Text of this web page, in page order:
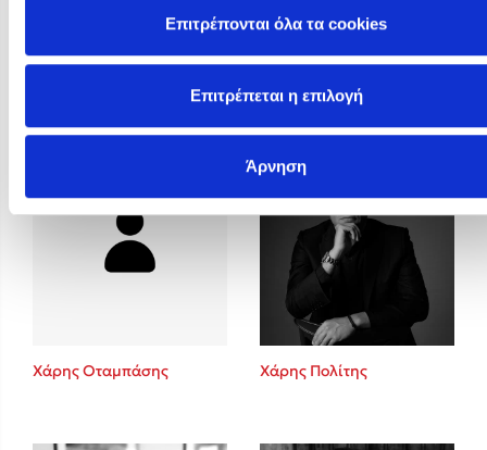
Επιτρέπονται όλα τα cookies
Επιτρέπεται η επιλογή
Άρνηση
Φωτεινή Καραγρηγόρη Φώτης Δούσος
Χάρης Οταμπάσης Χάρης Πολίτης